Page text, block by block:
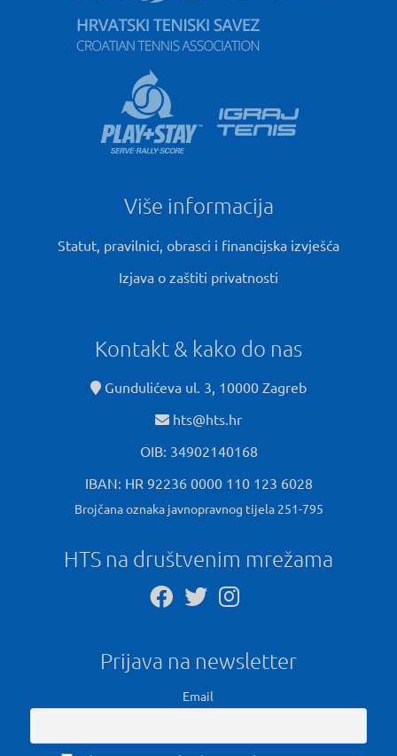
Više informacija
Statut, pravilnici, obrasci i financijska izvješća
Izjava o zaštiti privatnosti
Kontakt & kako do nas
Gundulićeva ul. 3, 10000 Zagreb
hts@hts.hr
OIB: 34902140168
IBAN: HR 92236 0000 110 123 6028
Brojčana oznaka javnopravnog tijela 251-795
HTS na društvenim mrežama
Prijava na newsletter
Email